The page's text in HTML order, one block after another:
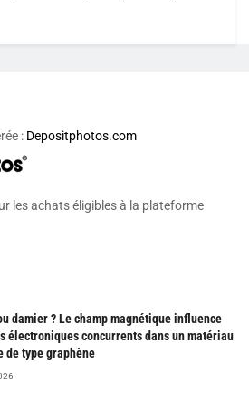
: Depositphotos.com
les achats éligibles à la plateforme
damier ? Le champ magnétique influence
électroniques concurrents dans un matériau
de type graphène